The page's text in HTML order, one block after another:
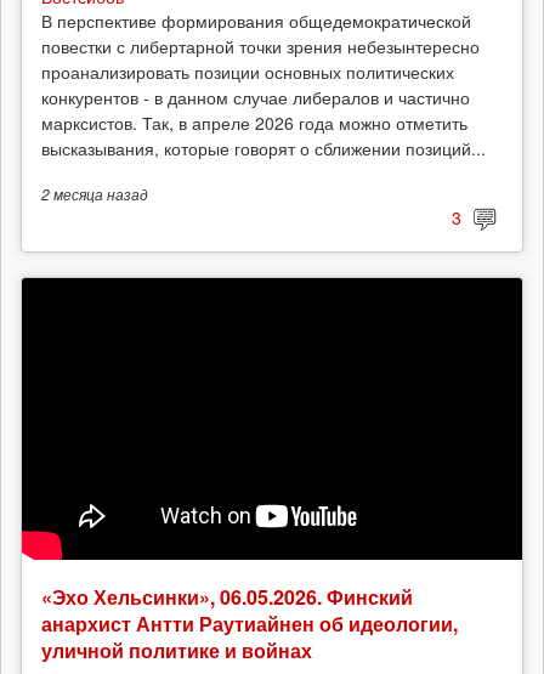
В перспективе формирования общедемократической
повестки с либертарной точки зрения небезынтересно
проанализировать позиции основных политических
конкурентов - в данном случае либералов и частично
марксистов. Так, в апреле 2026 года можно отметить
высказывания, которые говорят о сближении позиций...
2 месяца назад
3
«Эхо Хельсинки», 06.05.2026. Финский
анархист Антти Раутиайнен об идеологии,
уличной политике и войнах